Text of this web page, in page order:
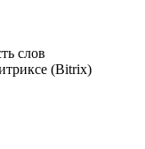
слов
(Bitrix)